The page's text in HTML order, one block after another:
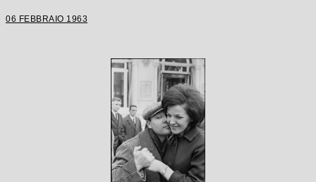
06 FEBBRAIO 1963